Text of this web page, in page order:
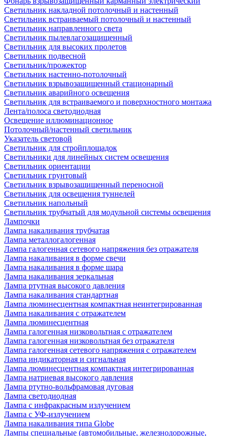
Светильник накладной потолочный и настенный
Светильник встраиваемый потолочный и настенный
Светильник направленного света
Светильник пылевлагозащищенный
Светильник для высоких пролетов
Светильник подвесной
Светильник/прожектор
Светильник настенно-потолочный
Светильник взрывозащищенный стационарный
Светильник аварийного освещения
Светильник для встраиваемого и поверхностного монтажа
Лента/полоса светодиодная
Освещение иллюминационное
Потолочный/настенный светильник
Указатель световой
Светильник для стройплощадок
Светильники для линейных систем освещения
Светильник ориентации
Светильник грунтовый
Светильник взрывозащищенный переносной
Светильник для освещения туннелей
Светильник напольный
Светильник трубчатый для модульной системы освещения
Лампочки
Лампа накаливания трубчатая
Лампа металлогалогенная
Лампа галогенная сетевого напряжения без отражателя
Лампа накаливания в форме свечи
Лампа накаливания в форме шара
Лампа накаливания зеркальная
Лампа ртутная высокого давления
Лампа накаливания стандартная
Лампа люминесцентная компактная неинтегрированная
Лампа накаливания с отражателем
Лампа люминесцентная
Лампа галогенная низковольтная с отражателем
Лампа галогенная низковольтная без отражателя
Лампа галогенная сетевого напряжения с отражателем
Лампа индикаторная и сигнальная
Лампа люминесцентная компактная интегрированная
Лампа натриевая высокого давления
Лампа ртутно-вольфрамовая дуговая
Лампа светодиодная
Лампа с инфракрасным излучением
Лампа с УФ-излучением
Лампа накаливания типа Globe
Лампы специальные (автомобильные, железнодорожные,